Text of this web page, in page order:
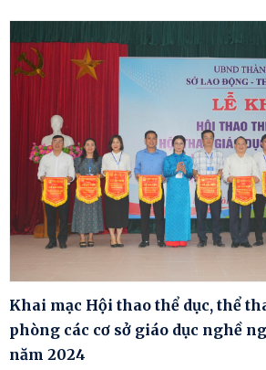
Khai mạc Hội thao thể dục, thể
phòng các cơ sở giáo dục nghề
năm 2024